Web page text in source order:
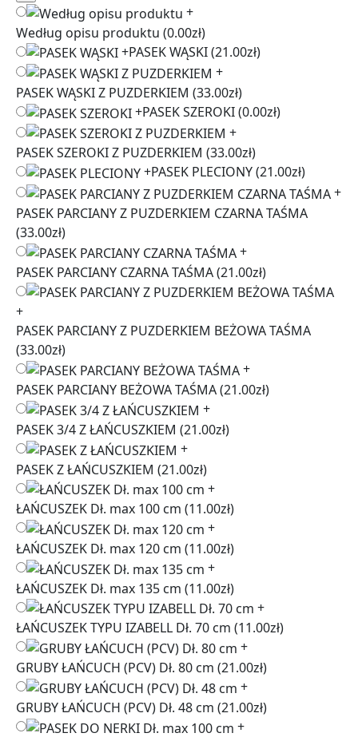
+
Według opisu produktu (0.00zł)
+PASEK WĄSKI(21.00zł)
+
PASEK WĄSKI Z PUZDERKIEM (33.00zł)
+PASEK SZEROKI(0.00zł)
+
PASEK SZEROKI Z PUZDERKIEM (33.00zł)
+PASEK PLECIONY(21.00zł)
+
PASEK PARCIANY Z PUZDERKIEM CZARNA TAŚMA
(33.00zł)
+
PASEK PARCIANY CZARNA TAŚMA(21.00zł)
+
PASEK PARCIANY Z PUZDERKIEM BEŻOWA TAŚMA
(33.00zł)
+
PASEK PARCIANY BEŻOWA TAŚMA(21.00zł)
+
PASEK 3/4 Z ŁAŃCUSZKIEM (21.00zł)
+
PASEK Z ŁAŃCUSZKIEM (21.00zł)
+
ŁAŃCUSZEK Dł. max 100 cm (11.00zł)
+
ŁAŃCUSZEK Dł. max 120 cm (11.00zł)
+
ŁAŃCUSZEK Dł. max 135 cm (11.00zł)
+
ŁAŃCUSZEK TYPU IZABELL Dł. 70 cm (11.00zł)
+
GRUBY ŁAŃCUCH (PCV) Dł. 80 cm (21.00zł)
+
GRUBY ŁAŃCUCH (PCV) Dł. 48 cm (21.00zł)
+